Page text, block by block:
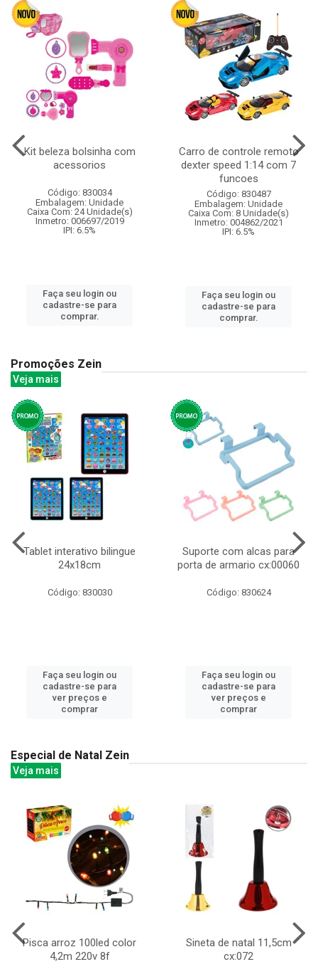
Kit beleza bolsinha com
acessorios
Código: 830034
Embalagem: Unidade
Caixa Com: 24 Unidade(s)
Inmetro: 006697/2019
IPI: 6.5%
Faça seu login ou
cadastre-se para
comprar.
Carro de controle remoto
dexter speed 1:14 com 7
funcoes
Código: 830487
Embalagem: Unidade
Caixa Com: 8 Unidade(s)
Inmetro: 004862/2021
IPI: 6.5%
Faça seu login ou
cadastre-se para
comprar.
Promoções Zein
Veja mais
Tablet interativo bilingue
24x18cm
Código: 830030
Faça seu login ou
cadastre-se para
ver preços e
comprar
Suporte com alcas para
porta de armario cx:00060
Código: 830624
Faça seu login ou
cadastre-se para
ver preços e
comprar
Especial de Natal Zein
Veja mais
Pisca arroz 100led color
4,2m 220v 8f
Sineta de natal 11,5cm
cx:072